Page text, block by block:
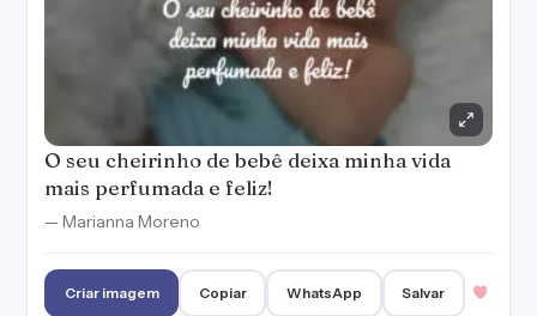
O seu cheirinho de bebê deixa minha vida
mais perfumada e feliz!
— Marianna Moreno
Criar imagem Copiar WhatsApp Salvar